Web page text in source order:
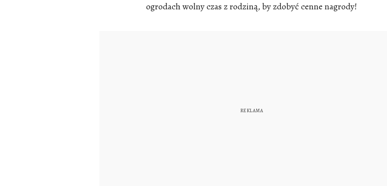
ogrodach wolny czas z rodziną, by zdobyć cenne nagrody!